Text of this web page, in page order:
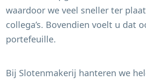
waardoor we veel sneller ter
collega’s. Bovendien voelt u dat
portefeuille.
Bij Slotenmakerij hanteren we